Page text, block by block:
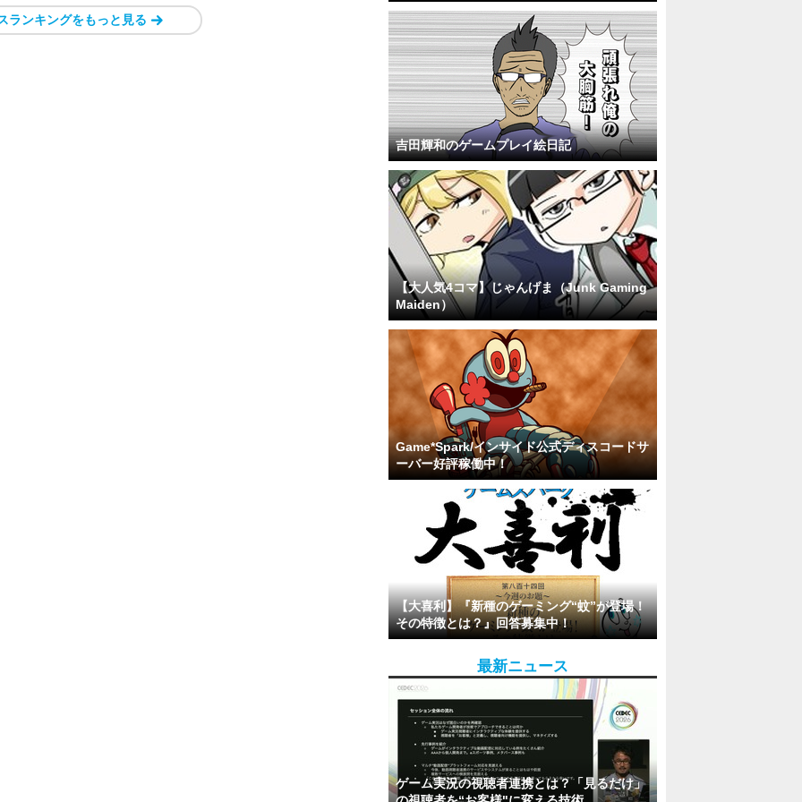
ランキングをもっと見る
吉田輝和のゲームプレイ絵日記
【大人気4コマ】じゃんげま（Junk Gaming
Maiden）
Game*Spark/インサイド公式ディスコードサ
ーバー好評稼働中！
【大喜利】『新種のゲーミング“蚊”が登場！
その特徴とは？』回答募集中！
最新ニュース
ゲーム実況の視聴者連携とは？「見るだけ」